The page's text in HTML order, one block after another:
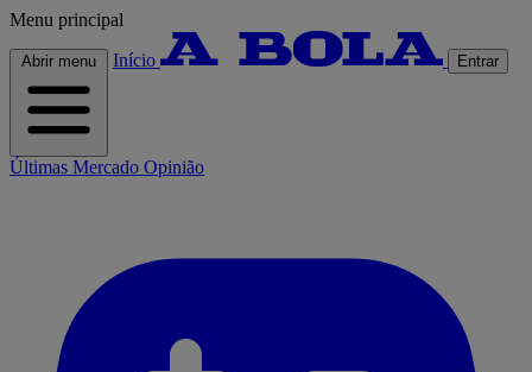
Menu principal
Abrir menu Início Entrar
Últimas Mercado Opinião